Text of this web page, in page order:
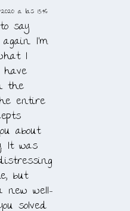
2020 a las 15:46
say
I’m
I
have
the
entire
about
It was
but
new well-
solved